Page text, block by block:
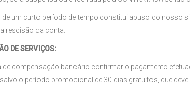
um curto período de tempo constitui abuso do nosso
rescisão da conta.
DE SERVIÇOS:
compensação bancário confirmar o pagamento
o período promocional de 30 dias gratuitos, que